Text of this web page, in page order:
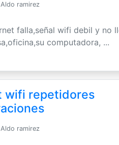
ramirez
falla,señal wifi debil y no
computadora, ...
wifi repetidores
ramirez